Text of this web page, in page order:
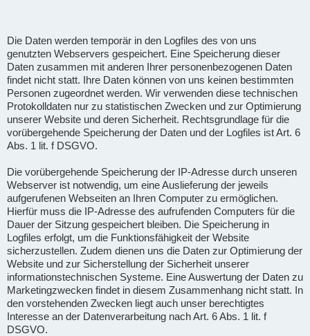
Die Daten werden temporär in den Logfiles des von uns
genutzten Webservers gespeichert. Eine Speicherung dieser
Daten zusammen mit anderen Ihrer personenbezogenen Daten
findet nicht statt. Ihre Daten können von uns keinen bestimmten
Personen zugeordnet werden. Wir verwenden diese technischen
Protokolldaten nur zu statistischen Zwecken und zur Optimierung
unserer Website und deren Sicherheit. Rechtsgrundlage für die
vorübergehende Speicherung der Daten und der Logfiles ist Art. 6
Abs. 1 lit. f DSGVO.
Die vorübergehende Speicherung der IP-Adresse durch unseren
Webserver ist notwendig, um eine Auslieferung der jeweils
aufgerufenen Webseiten an Ihren Computer zu ermöglichen.
Hierfür muss die IP-Adresse des aufrufenden Computers für die
Dauer der Sitzung gespeichert bleiben. Die Speicherung in
Logfiles erfolgt, um die Funktionsfähigkeit der Website
sicherzustellen. Zudem dienen uns die Daten zur Optimierung der
Website und zur Sicherstellung der Sicherheit unserer
informationstechnischen Systeme. Eine Auswertung der Daten zu
Marketingzwecken findet in diesem Zusammenhang nicht statt. In
den vorstehenden Zwecken liegt auch unser berechtigtes
Interesse an der Datenverarbeitung nach Art. 6 Abs. 1 lit. f
DSGVO.